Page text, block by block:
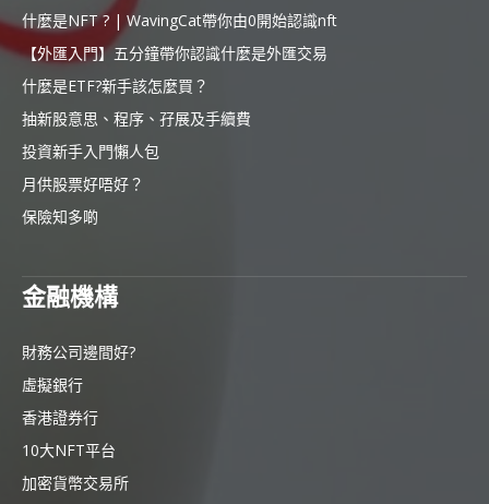
什麼是NFT ? | WavingCat帶你由0開始認識nft
【外匯入門】五分鐘帶你認識什麼是外匯交易
什麼是ETF?新手該怎麼買？
抽新股意思、程序、孖展及手續費
投資新手入門懶人包
月供股票好唔好？
保險知多啲
金融機構
財務公司邊間好?
虛擬銀行
香港證券行
10大NFT平台
加密貨幣交易所